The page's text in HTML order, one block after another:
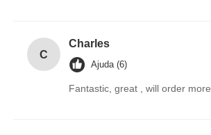
C
Charles
Ajuda (6)
Fantastic, great , will order more